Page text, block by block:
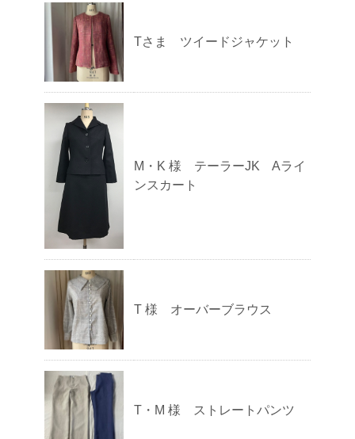
Tさま ツイードジャケット
M・K 様 テーラーJK Aライ
ンスカート
T 様 オーバーブラウス
T・M 様 ストレートパンツ